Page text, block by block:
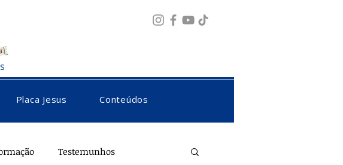
Placa Jesus Conteúdos
Testemunhos